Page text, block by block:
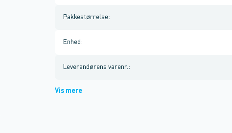
Pakkestørrelse:
Enhed :
Leverandørens varenr. :
Vis mere